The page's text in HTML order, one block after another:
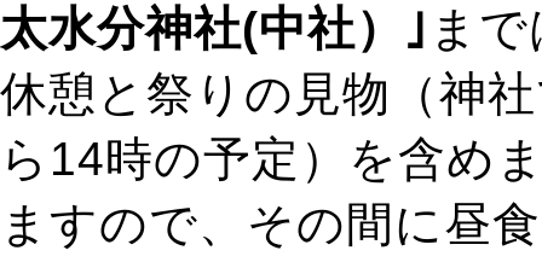
太水分神社(中社）｣ ま
休憩と祭りの見物（神
ら14時の予定）を含め
ますので、その間に昼